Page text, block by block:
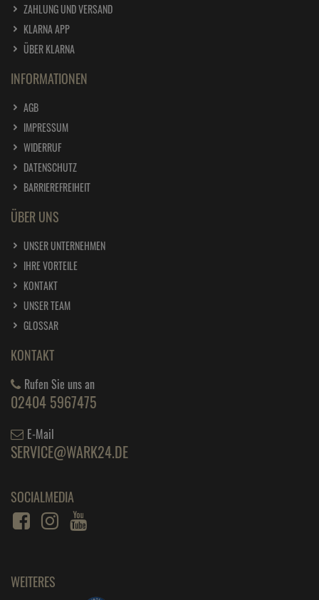
ZAHLUNG UND VERSAND
KLARNA APP
ÜBER KLARNA
INFORMATIONEN
AGB
IMPRESSUM
WIDERRUF
DATENSCHUTZ
BARRIEREFREIHEIT
ÜBER UNS
UNSER UNTERNEHMEN
IHRE VORTEILE
KONTAKT
UNSER TEAM
GLOSSAR
KONTAKT
Rufen Sie uns an
02404 5967475
E-Mail
SERVICE@WARK24.DE
SOCIALMEDIA
WEITERES